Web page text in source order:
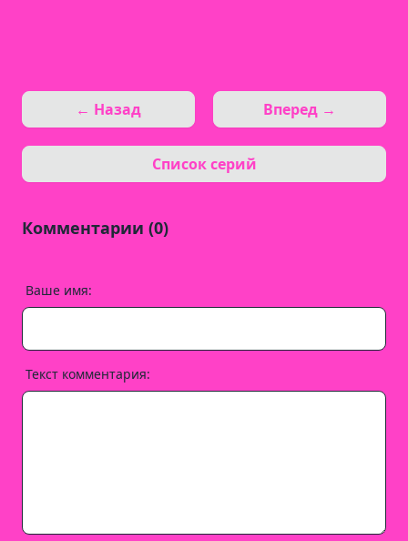
← Назад
Список серий
Вперед →
Комментарии (0)
Ваше имя:
Текст комментария: